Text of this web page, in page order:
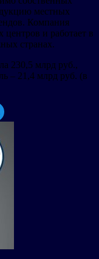
местных
Компания
центров и работает в
странах.
230,5 млрд руб.,
– 21,4 млрд руб. (в